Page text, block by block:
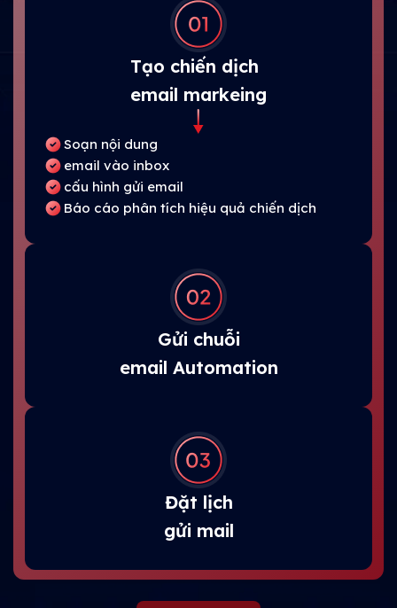
Tạo chiến dịch
email markeing
Soạn nội dung
email vào inbox
cấu hình gửi email
Báo cáo phân tích hiệu quả chiến dịch
Gửi chuỗi
email Automation
Đặt lịch
gửi mail